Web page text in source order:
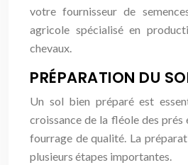
votre fournisseur de
agricole spécialisé en
chevaux.
PRÉPARATION DU
Un sol bien préparé est
croissance de la fléole des
fourrage de qualité. La
plusieurs étapes importantes.